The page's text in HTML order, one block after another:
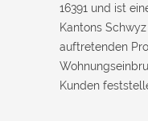
16391 und ist
Kantons
auftretenden
Kunden